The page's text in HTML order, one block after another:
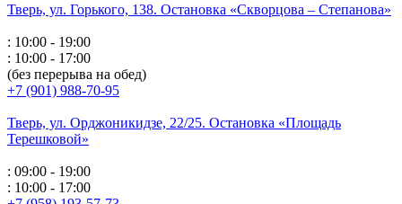
Тверь, ул. Горького, 138. Остановка «Скворцова – Степанова»
: 10:00 - 19:00
: 10:00 - 17:00
(без перерыва на обед)
+7 (901) 988-70-95
Тверь, ул. Орджоникидзе, 22/25. Остановка «Площадь
Терешковой»
: 09:00 - 19:00
: 10:00 - 17:00